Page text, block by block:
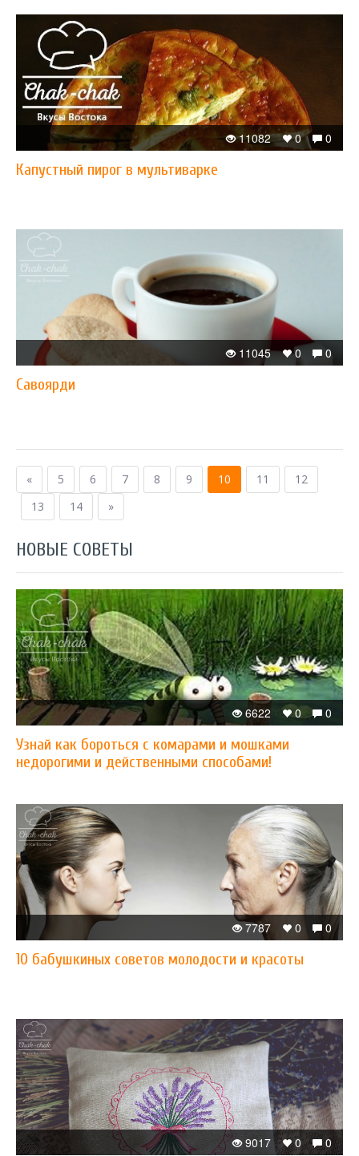
0
0
11082
Капустный пирог в мультиварке
0
0
11045
Савоярди
« 5 6 7 8 9 10 11
12
13
14 »
НОВЫЕ СОВЕТЫ
0
0
6622
Узнай как бороться с комарами и мошками
недорогими и действенными способами!
0
0
7787
10 бабушкиных советов молодости и красоты
0
0
9017